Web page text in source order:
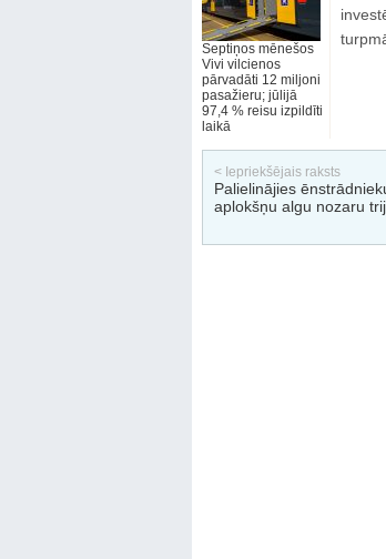
Septiņos mēnešos
Vivi vilcienos
pārvadāti 12 miljoni
pasažieru; jūlijā
97,4 % reisu izpildīti
laikā
< Iepriekšējais raksts
Palielinājies
aplokšņu algu nozaru